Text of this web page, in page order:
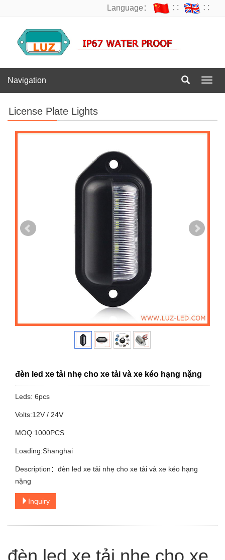
Language： ∷ ∷
Navigation
License Plate Lights
đèn led xe tải nhẹ cho xe tải và xe kéo hạng nặng
Leds: 6pcs
Volts:12V / 24V
MOQ:1000PCS
Loading:Shanghai
Description：đèn led xe tải nhẹ cho xe tải và xe kéo hạng
nặng
Inquiry